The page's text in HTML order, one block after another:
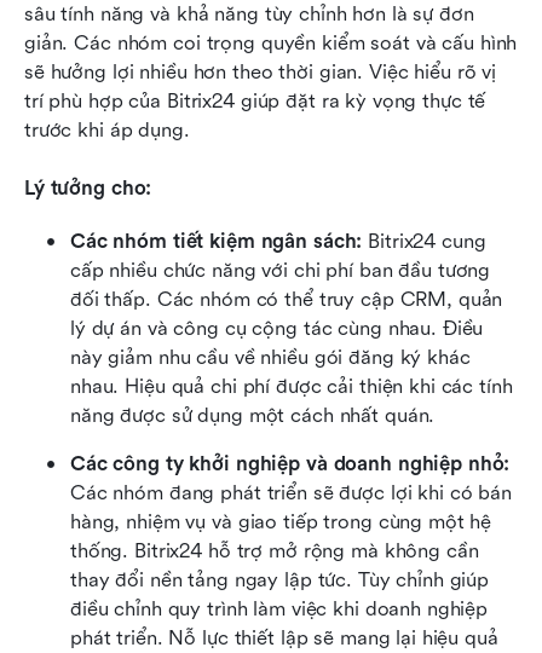
sâu tính năng và khả năng tùy chỉnh hơn là sự đơn
giản. Các nhóm coi trọng quyền kiểm soát và cấu hình
sẽ hưởng lợi nhiều hơn theo thời gian. Việc hiểu rõ vị
trí phù hợp của Bitrix24 giúp đặt ra kỳ vọng thực tế
trước khi áp dụng.
Lý tưởng cho:
Các nhóm tiết kiệm ngân sách: Bitrix24 cung
cấp nhiều chức năng với chi phí ban đầu tương
đối thấp. Các nhóm có thể truy cập CRM, quản
lý dự án và công cụ cộng tác cùng nhau. Điều
này giảm nhu cầu về nhiều gói đăng ký khác
nhau. Hiệu quả chi phí được cải thiện khi các tính
năng được sử dụng một cách nhất quán.
Các công ty khởi nghiệp và doanh nghiệp nhỏ:
Các nhóm đang phát triển sẽ được lợi khi có bán
hàng, nhiệm vụ và giao tiếp trong cùng một hệ
thống. Bitrix24 hỗ trợ mở rộng mà không cần
thay đổi nền tảng ngay lập tức. Tùy chỉnh giúp
điều chỉnh quy trình làm việc khi doanh nghiệp
phát triển. Nỗ lực thiết lập sẽ mang lại hiệu quả